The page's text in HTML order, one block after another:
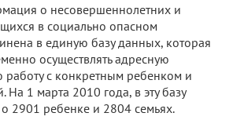
о несовершеннолетних и
в социально опасном
в единую базу данных, которая
осуществлять адресную
работу с конкретным ребенком и
На 1 марта 2010 года, в эту базу
2901 ребенке и 2804 семьях.